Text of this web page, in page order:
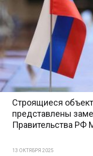
Строящиеся
представлены
Правительства РФ
13 ОКТЯБРЯ 2025